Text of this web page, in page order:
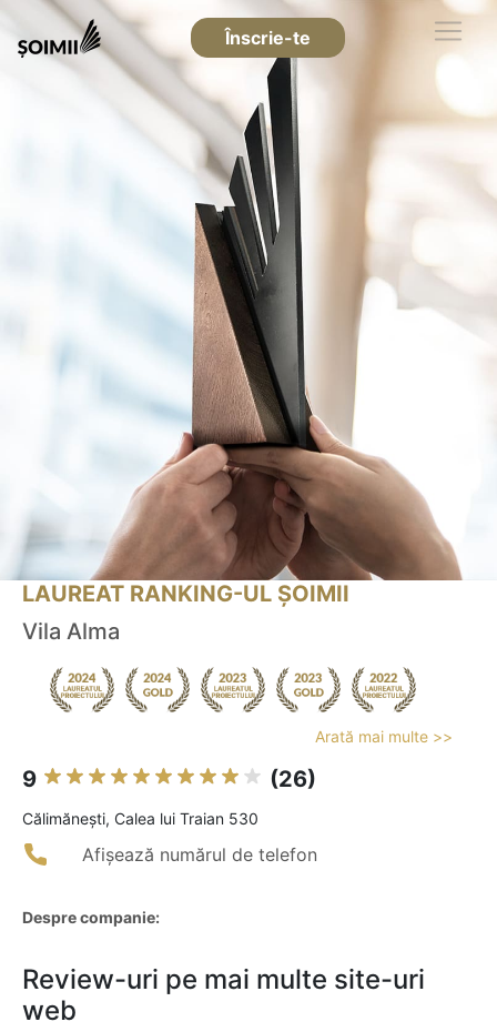
Înscrie-te
LAUREAT RANKING-UL ȘOIMII
Vila Alma
Arată mai multe >>
9 (26)
Călimăneşti, Calea lui Traian 530
Afișează numărul de telefon
Despre companie:
Review-uri pe mai multe site-uri
web